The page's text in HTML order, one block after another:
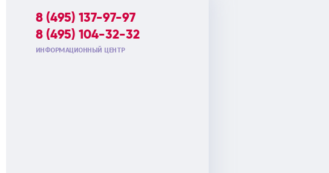
8 (495) 137-97-97
8 (495) 104-32-32
ИНФОРМАЦИОННЫЙ ЦЕНТР